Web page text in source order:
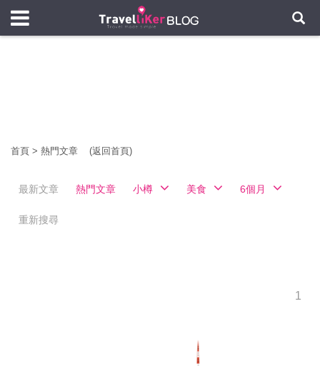
首頁 > 熱門文章 (返回首頁)
最新文章 熱門文章 小樽 美食 6個月
重新搜尋
1